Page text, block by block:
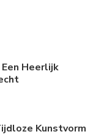
Heerlijk
Kunstvorm